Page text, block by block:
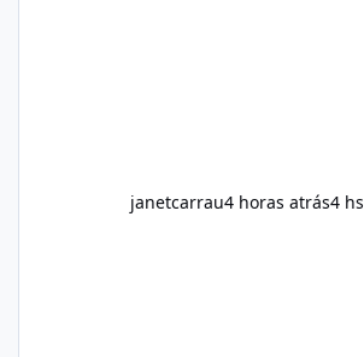
janetcarrau4 horas atrás4 hs